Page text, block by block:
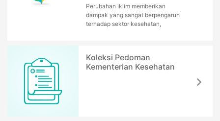
Perubahan iklim memberikan
dampak yang sangat berpengaruh
terhadap sektor kesehatan,
Koleksi Pedoman
Kementerian Kesehatan